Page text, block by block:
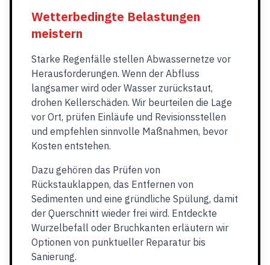
Wetterbedingte Belastungen
meistern
Starke Regenfälle stellen Abwassernetze vor
Herausforderungen. Wenn der Abfluss
langsamer wird oder Wasser zurückstaut,
drohen Kellerschäden. Wir beurteilen die Lage
vor Ort, prüfen Einläufe und Revisionsstellen
und empfehlen sinnvolle Maßnahmen, bevor
Kosten entstehen.
Dazu gehören das Prüfen von
Rückstauklappen, das Entfernen von
Sedimenten und eine gründliche Spülung, damit
der Querschnitt wieder frei wird. Entdeckte
Wurzelbefall oder Bruchkanten erläutern wir
Optionen von punktueller Reparatur bis
Sanierung.